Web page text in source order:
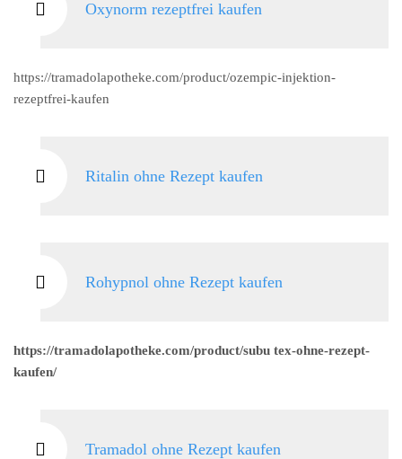
Oxynorm rezeptfrei kaufen
https://tramadolapotheke.com/product/ozempic-injektion-
rezeptfrei-kaufen
Ritalin ohne Rezept kaufen
Rohypnol ohne Rezept kaufen
https://tramadolapotheke.com/product/subu tex-ohne-rezept-
kaufen/
Tramadol ohne Rezept kaufen